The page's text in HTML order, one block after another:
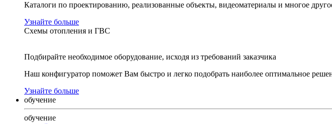
Каталоги по проектированию, реализованные объекты, видеоматериалы и многое
Узнайте больше
Схемы отопления и ГВС
Подбирайте необходимое оборудование, исходя из требований заказчика
Наш конфигуратор поможет Вам быстро и легко подобрать наиболее оптимальное
Узнайте больше
обучение
обучение